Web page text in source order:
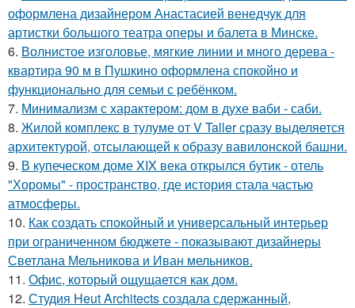
оформлена дизайнером Анастасией венедчук для
артистки большого театра оперы и балета в Минске.
6. Волнистое изголовье, мягкие линии и много дерева -
квартира 90 м в Пушкино оформлена спокойно и
функционально для семьи с ребёнком.
7. Минимализм с характером: дом в духе ваби - саби.
8. Жилой комплекс в тулуме от V Taller сразу выделяется
архитектурой, отсылающей к образу вавилонской башни.
9. В купеческом доме XIX века открылся бутик - отель
"Хоромы" - пространство, где история стала частью
атмосферы.
10. Как создать спокойный и универсальный интерьер
при ограниченном бюджете - показывают дизайнеры
Светлана Мельникова и Иван мельников.
11. Офис, который ощущается как дом.
12. Студия Heut Architects создала сдержанный,